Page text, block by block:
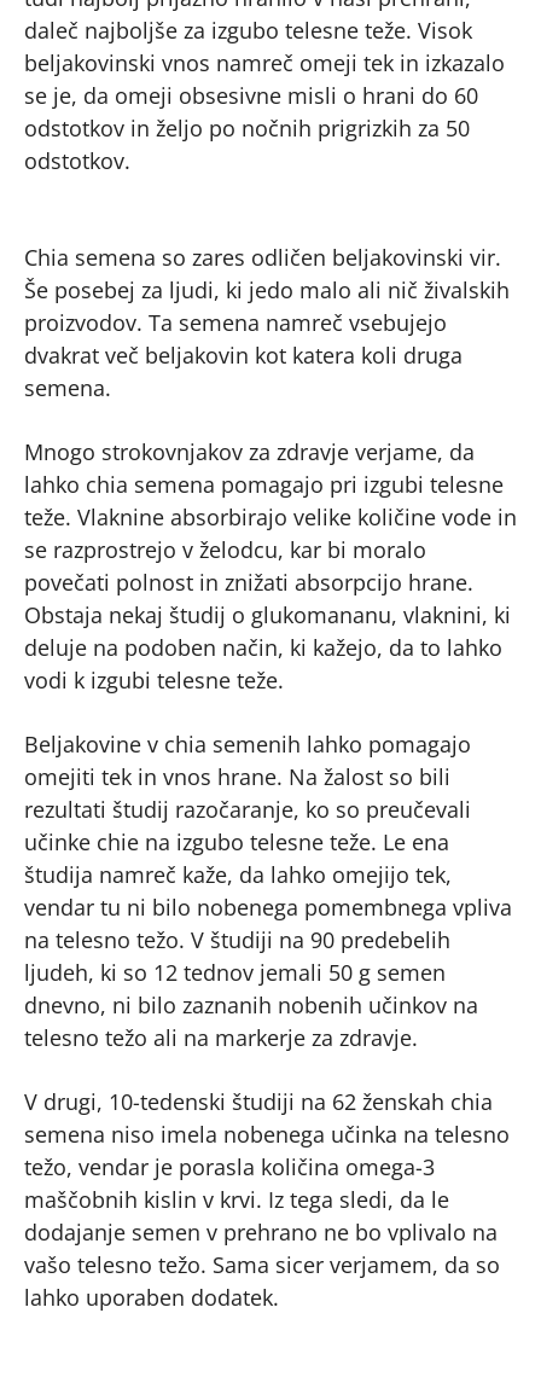
daleč najboljše za izgubo telesne teže. Visok
beljakovinski vnos namreč omeji tek in izkazalo
se je, da omeji obsesivne misli o hrani do 60
odstotkov in željo po nočnih prigrizkih za 50
odstotkov.
Chia semena so zares odličen beljakovinski vir.
Še posebej za ljudi, ki jedo malo ali nič živalskih
proizvodov. Ta semena namreč vsebujejo
dvakrat več beljakovin kot katera koli druga
semena.
Mnogo strokovnjakov za zdravje verjame, da
lahko chia semena pomagajo pri izgubi telesne
teže. Vlaknine absorbirajo velike količine vode in
se razprostrejo v želodcu, kar bi moralo
povečati polnost in znižati absorpcijo hrane.
Obstaja nekaj študij o glukomananu, vlaknini, ki
deluje na podoben način, ki kažejo, da to lahko
vodi k izgubi telesne teže.
Beljakovine v chia semenih lahko pomagajo
omejiti tek in vnos hrane. Na žalost so bili
rezultati študij razočaranje, ko so preučevali
učinke chie na izgubo telesne teže. Le ena
študija namreč kaže, da lahko omejijo tek,
vendar tu ni bilo nobenega pomembnega vpliva
na telesno težo. V študiji na 90 predebelih
ljudeh, ki so 12 tednov jemali 50 g semen
dnevno, ni bilo zaznanih nobenih učinkov na
telesno težo ali na markerje za zdravje.
V drugi, 10-tedenski študiji na 62 ženskah chia
semena niso imela nobenega učinka na telesno
težo, vendar je porasla količina omega-3
maščobnih kislin v krvi. Iz tega sledi, da le
dodajanje semen v prehrano ne bo vplivalo na
vašo telesno težo. Sama sicer verjamem, da so
lahko uporaben dodatek.